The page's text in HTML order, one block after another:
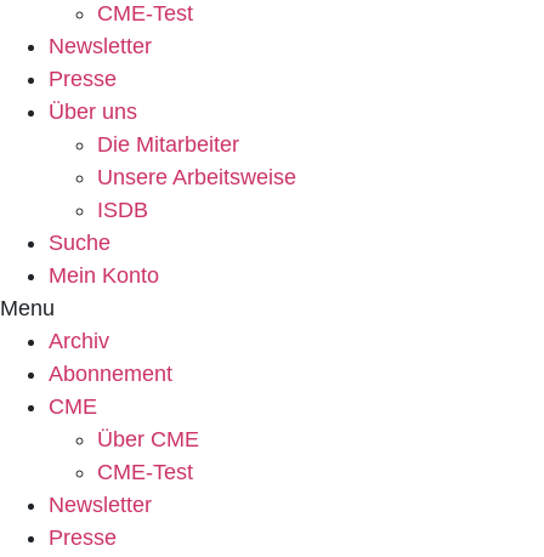
CME-Test
Newsletter
Presse
Über uns
Die Mitarbeiter
Unsere Arbeitsweise
ISDB
Suche
Mein Konto
Menu
Archiv
Abonnement
CME
Über CME
CME-Test
Newsletter
Presse